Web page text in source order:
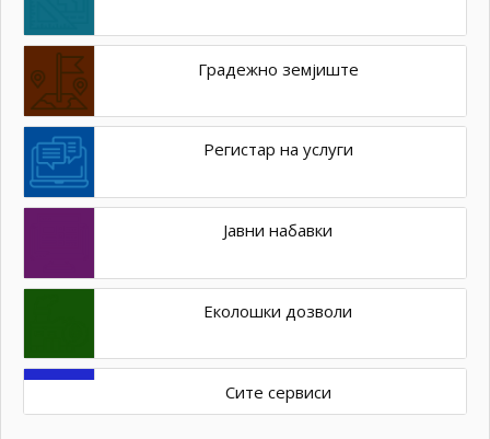
Градежно земјиште
Регистар на услуги
Јавни набавки
Еколошки дозволи
Сите сервиси